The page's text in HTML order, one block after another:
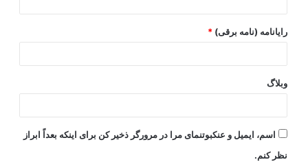
رایانامه (نامه برقی) *
وبلاگ
اسم، ایمیل و عنکبوتنمای مرا در مرورگر ذخیر کن برای اینکه بعداً ابراز
نظر کنم.